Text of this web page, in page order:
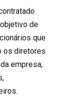
de
que
os diretores
empresa,